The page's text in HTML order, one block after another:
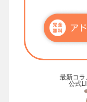
最新コラ
公式